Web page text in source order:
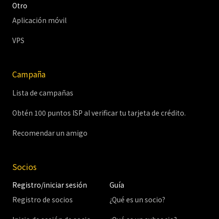
Otro
Aplicación móvil
VPS
Campaña
Lista de campañas
Obtén 100 puntos ISP al verificar tu tarjeta de crédito.
Recomendar un amigo
Socios
Registro/iniciar sesión
Registro de socios
Guía
¿Qué es un socio?